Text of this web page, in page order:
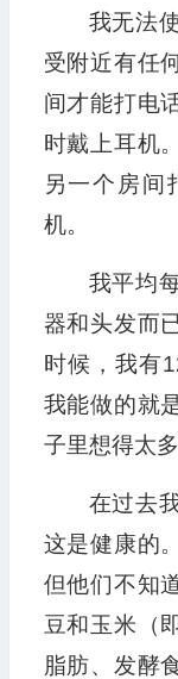
我无法
受附近有任
间才能打电
时戴上耳机
另一个房间
机。
我平均
器和头发而
时候，我有
我能做的就
子里想得太
在过去
这是健康的
但他们不知
豆和玉米（
脂肪、发酵